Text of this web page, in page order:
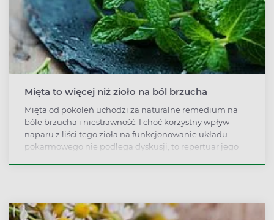
Mięta to więcej niż zioło na ból brzucha
Mięta od pokoleń uchodzi za naturalne remedium na
bóle brzucha i niestrawność. I choć korzystny wpływ
naparu z liści tego zioła na funkcjonowanie układu
pokarmowego nie podlega dyskusji, to repertuar jego